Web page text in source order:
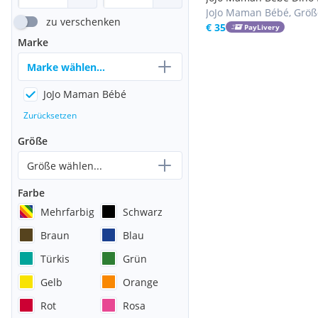
zu verschenken
Marke
Marke wählen...
JoJo Maman Bébé
Zurücksetzen
Größe
Größe wählen...
Farbe
Mehrfarbig
Schwarz
Braun
Blau
Türkis
Grün
Gelb
Orange
Rot
Rosa
Jacke 6-7Y
JoJo Maman Bébé,
122
€ 35 PayLivery